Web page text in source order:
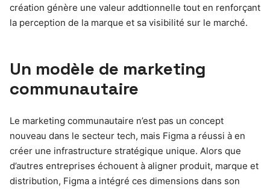
création génère une valeur addtionnelle tout en renforçant
la perception de la marque et sa visibilité sur le marché.
Un modèle de marketing
communautaire
Le marketing communautaire n’est pas un concept
nouveau dans le secteur tech, mais Figma a réussi à en
créer une infrastructure stratégique unique. Alors que
d’autres entreprises échouent à aligner produit, marque et
distribution, Figma a intégré ces dimensions dans son